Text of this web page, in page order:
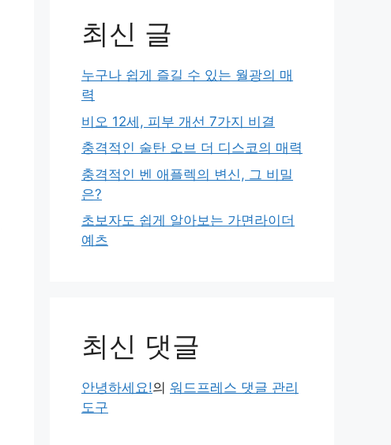
최신 글
누구나 쉽게 즐길 수 있는 월광의 매
력
비오 12세, 피부 개선 7가지 비결
충격적인 술탄 오브 더 디스코의 매력
충격적인 벤 애플렉의 변신, 그 비밀
은?
초보자도 쉽게 알아보는 가면라이더
예츠
최신 댓글
안녕하세요!의 워드프레스 댓글 관리
도구